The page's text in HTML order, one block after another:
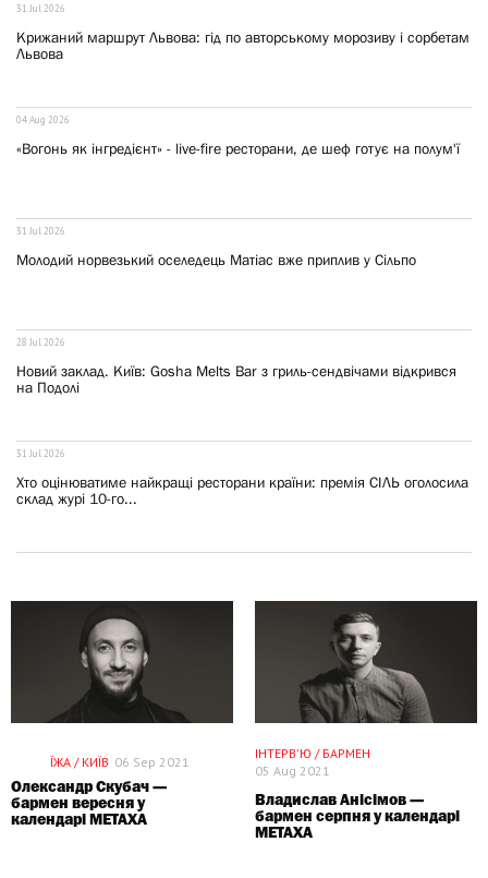
31 Jul 2026
Крижаний маршрут Львова: гід по авторському морозиву і сорбетам
Львова
04 Aug 2026
«Вогонь як інгредієнт» - live-fire ресторани, де шеф готує на полум'ї
31 Jul 2026
Молодий норвезький оселедець Матіас вже приплив у Сільпо
28 Jul 2026
Новий заклад. Київ: Gosha Melts Bar з гриль-сендвічами відкрився
на Подолі
31 Jul 2026
Хто оцінюватиме найкращі ресторани країни: премія СІЛЬ оголосила
склад журі 10-го...
СПЕЦПРОЕКТ
ЇЖА / КИЇВ 06 Sep 2021
Олександр Скубач —
бармен вересня у
календарі METAXA
СПЕЦПРОЕКТ
ІНТЕРВ'Ю / БАРМЕН
05 Aug 2021
Владислав Анісімов —
бармен серпня у календарі
METAXA